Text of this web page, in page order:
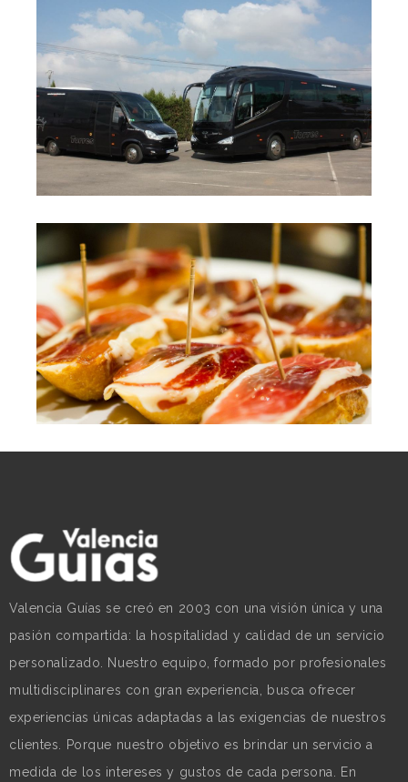
Transfer para grupos e individuales
Reservas de restaurantes
Valencia Guías se creó en 2003 con una visión única y una
pasión compartida: la hospitalidad y calidad de un servicio
personalizado. Nuestro equipo, formado por profesionales
multidisciplinares con gran experiencia, busca ofrecer
experiencias únicas adaptadas a las exigencias de nuestros
clientes. Porque nuestro objetivo es brindar un servicio a
medida de los intereses y gustos de cada persona. En